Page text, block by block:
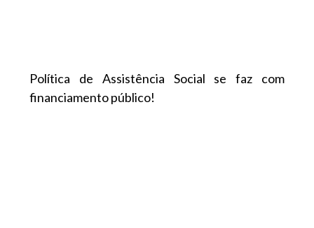
Política de Assistência Social se faz com
financiamento público!